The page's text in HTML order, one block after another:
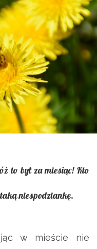
to był za miesiąc! Kto
niespodziankę.
w mieście nie